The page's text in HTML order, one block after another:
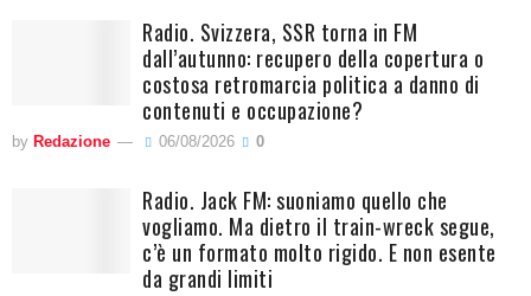
Radio. Svizzera, SSR torna in FM
dall’autunno: recupero della copertura o
costosa retromarcia politica a danno di
contenuti e occupazione?
by Redazione 06/08/2026 0
Radio. Jack FM: suoniamo quello che
vogliamo. Ma dietro il train-wreck segue,
c’è un formato molto rigido. E non esente
da grandi limiti